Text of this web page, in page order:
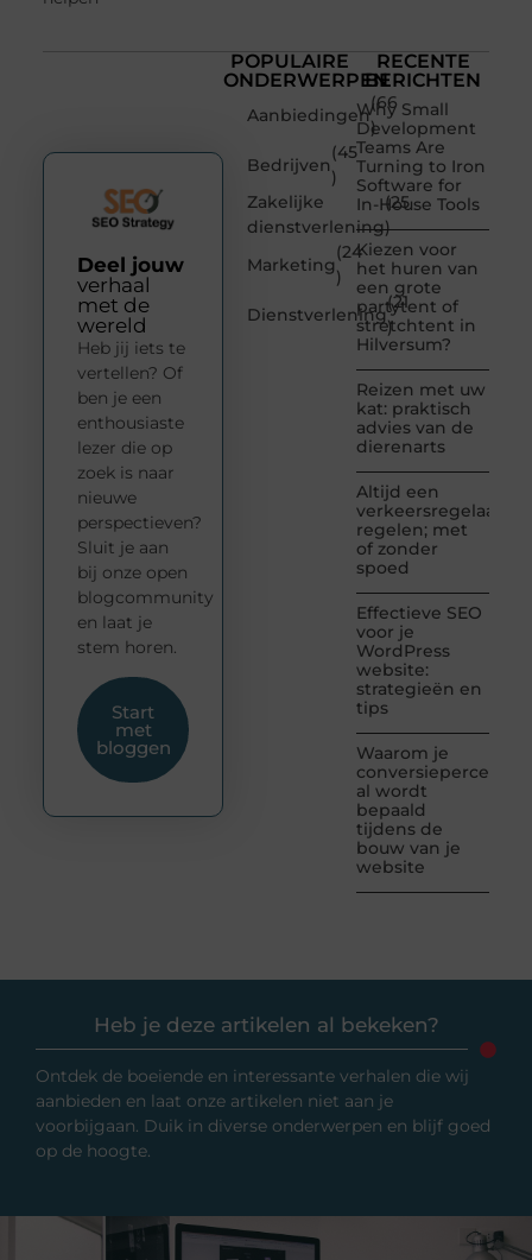
POPULAIRE
ONDERWERPEN
Aanbiedingen
(66
)
Bedrijven
(45
)
Zakelijke
dienstverlening
(25
)
Marketing
(24
)
Dienstverlening
(21
)
RECENTE
BERICHTEN
Why Small
Development
Teams Are
Turning to Iron
Software for
In-House Tools
Kiezen voor
het huren van
een grote
partytent of
stretchtent in
Hilversum?
Reizen met uw
kat: praktisch
advies van de
dierenarts
Altijd een
verkeersregelaar
regelen; met
of zonder
spoed
Effectieve SEO
voor je
WordPress
website:
strategieën en
tips
Waarom je
al wordt
bepaald
tijdens de
bouw van je
website
Deel jouw
verhaal
met de
wereld
Heb jij iets te
vertellen? Of
ben je een
enthousiaste
lezer die op
zoek is naar
nieuwe
perspectieven?
Sluit je aan
bij onze open
blogcommunity
en laat je
stem horen.
Start
met
bloggen
Heb je deze artikelen al bekeken?
Ontdek de boeiende en interessante verhalen die wij
aanbieden en laat onze artikelen niet aan je
voorbijgaan. Duik in diverse onderwerpen en blijf goed
op de hoogte.